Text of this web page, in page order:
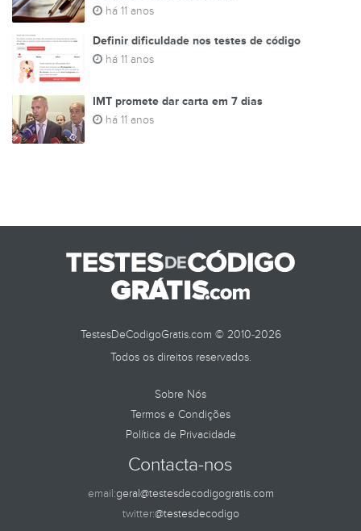
há 11 anos
Definir dificuldade nos testes de código
há 11 anos
IMT promete dar carta em 7 dias
há 11 anos
TestesDeCodigoGratis.com © 2010-2026
Todos os direitos reservados.
Sobre Nós
Termos e Condições
Política de Privacidade
Contacta-nos
email:geral@testesdecodigogratis.com
twitter:@testesdecodigo